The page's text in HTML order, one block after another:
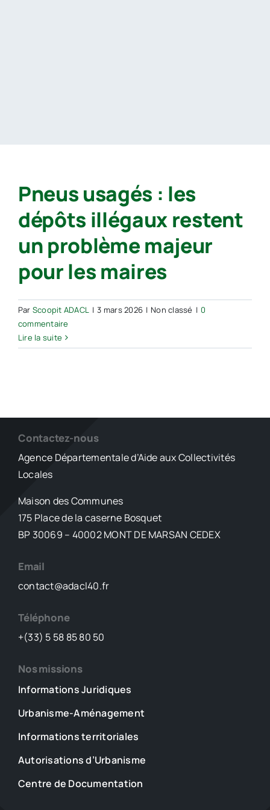
Pneus usagés : les
dépôts illégaux restent
un problème majeur
pour les maires
Par Scoopit ADACL | 3 mars 2026 | Non classé | 0
commentaire
Lire la suite
Contactez-nous
Agence Départementale d’Aide aux Collectivités
Locales
Maison des Communes
175 Place de la caserne Bosquet
BP 30069 – 40002 MONT DE MARSAN CEDEX
Email
contact@adacl40.fr
Téléphone
+(33) 5 58 85 80 50
Nos missions
Informations Juridiques
Urbanisme-Aménagement
Informations territoriales
Autorisations d’Urbanisme
Centre de Documentation